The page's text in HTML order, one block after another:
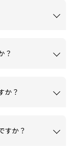
？
か？
すか？